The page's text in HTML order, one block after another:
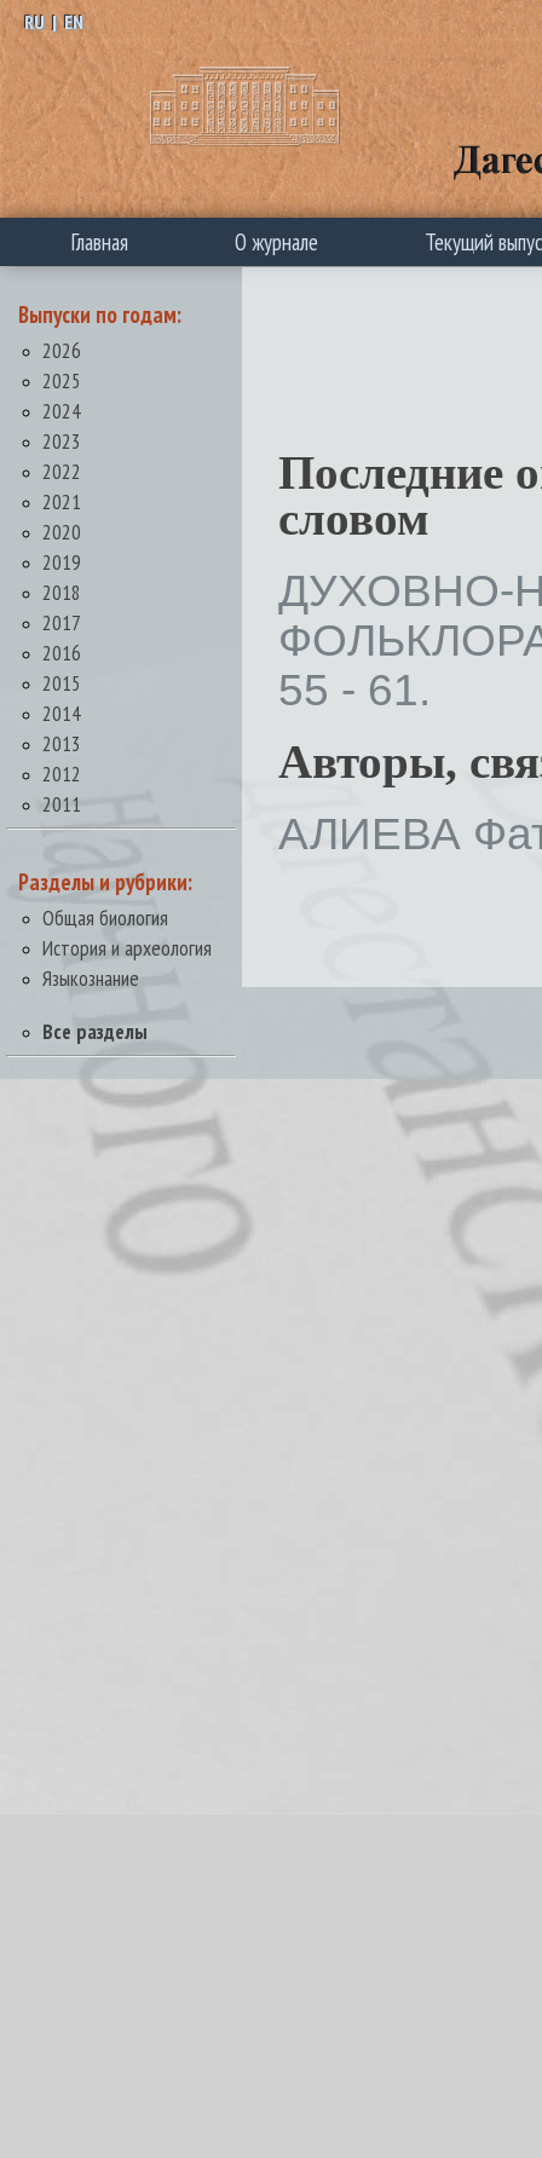
RU | EN
Главная О журнале Текущий
Выпуски по годам:
2026
2025
2024
2023
2022
2021
2020
2019
2018
2017
2016
2015
2014
2013
2012
2011
Разделы и рубрики:
Общая биология
История и археология
Языкознание
Все разделы
Последние
словом
55 - 61.
Авторы,
АЛИЕВА